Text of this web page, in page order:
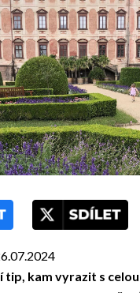
tip, kam vyrazit s